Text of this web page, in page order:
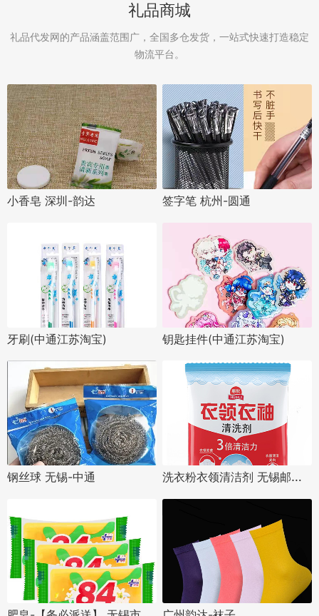
礼品商城
礼品代发网的产品涵盖范围广，全国多仓发货，一站式快速打造稳定
物流平台。
小香皂 深圳-韵达 签字笔 杭州-圆通
牙刷(中通江苏淘宝) 钥匙挂件(中通江苏淘宝)
钢丝球 无锡-中通 洗衣粉衣领清洁剂 无锡邮政实物仓